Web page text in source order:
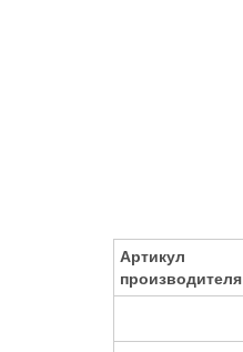
Артикул
производителя